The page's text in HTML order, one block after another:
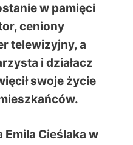
w pamięci
ceniony
telewizyjny, a
i działacz
swoje życie
Emila Cieślaka w